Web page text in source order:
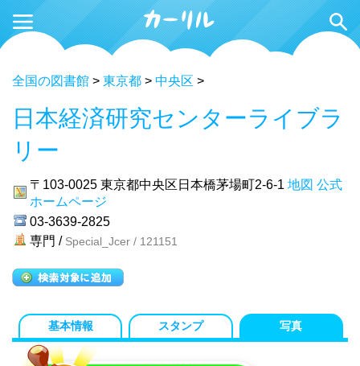
全国の図書館 > 東京都 > 中央区 >
日本経済研究センターライブラ
リー
〒103-0025 東京都中央区日本橋茅場町2-6-1 地図 公式
ホームページ
03-3639-2825
専門 / Special_Jcer / 121151
基本情報 スタンプ 写真